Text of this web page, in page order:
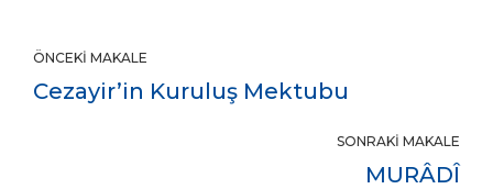
ÖNCEKI MAKALE
Cezayir’in Kuruluş Mektubu
SONRAKI MAKALE
MURÂDÎ